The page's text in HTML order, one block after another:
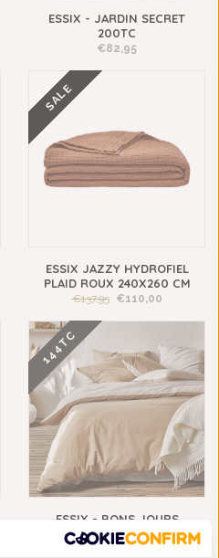
ESSIX - JARDIN SECRET
200TC
€82,95
SALE
ESSIX JAZZY HYDROFIEL
PLAID ROUX 240X260 CM
€137,95 €110,00
144TC
ESSIX - BONS JOURS
SABLE/CRÈME 144TC , VANAF
€50,60